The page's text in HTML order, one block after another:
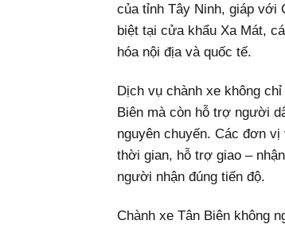
của tỉnh Tây Ninh, giáp với
biệt tại cửa khẩu Xa Mát,
hóa nội địa và quốc tế.
Dịch vụ chành xe không
Biên mà còn hỗ trợ người
nguyên chuyến. Các đơn
thời gian, hỗ trợ giao –
người nhận đúng tiến độ.
Chành xe Tân Biên không